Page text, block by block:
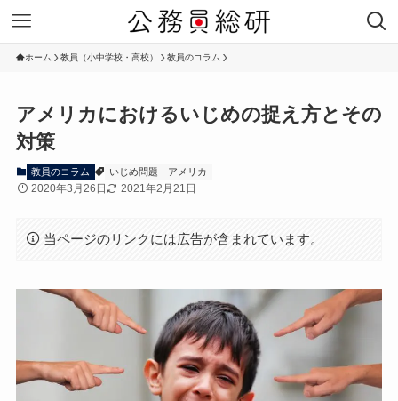
ホーム 教員（小中学校・高校） 教員のコラム
アメリカにおけるいじめの捉え方とその
対策
教員のコラム いじめ問題 アメリカ
2020年3月26日 2021年2月21日
当ページのリンクには広告が含まれています。